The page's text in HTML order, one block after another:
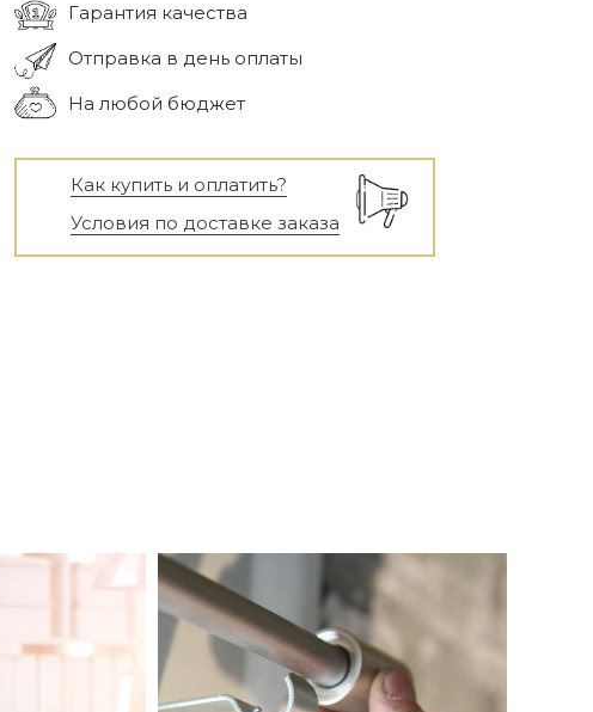
Гарантия качества
Отправка в день оплаты
На любой бюджет
Как купить и оплатить?
Условия по доставке заказа